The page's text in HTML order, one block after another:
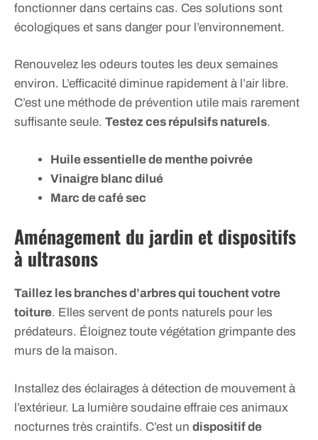
fonctionner dans certains cas. Ces solutions sont
écologiques et sans danger pour l’environnement.
Renouvelez les odeurs toutes les deux semaines
environ. L’efficacité diminue rapidement à l’air libre.
C’est une méthode de prévention utile mais rarement
suffisante seule. Testez ces répulsifs naturels.
Huile essentielle de menthe poivrée
Vinaigre blanc dilué
Marc de café sec
Aménagement du jardin et dispositifs
à ultrasons
Taillez les branches d’arbres qui touchent votre
toiture. Elles servent de ponts naturels pour les
prédateurs. Éloignez toute végétation grimpante des
murs de la maison.
Installez des éclairages à détection de mouvement à
l’extérieur. La lumière soudaine effraie ces animaux
nocturnes très craintifs. C’est un dispositif de